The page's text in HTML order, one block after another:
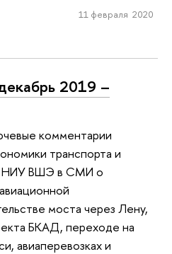
11 февраля 2020
2019 –
комментарии
транспорта и
НИУ ВШЭ в СМИ о
моста через Лену,
БКАД, переходе на
авиаперевозках и